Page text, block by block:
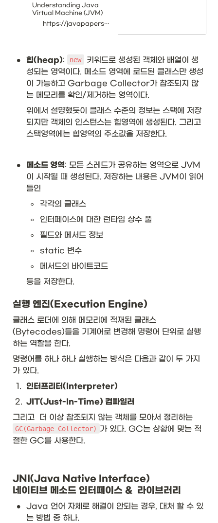
Understanding Java
Virtual Machine (JVM)
run-time data areas are
critical to better Java
OutOfMemoryError and
it is related to Java
Virtual Machine (JVM)
memory areas. We
should have better
understanding of JVM
internals, how its data
area works so that we
will have better grip [...]
https://javapapers.com/core-java/java-jvm-run-time-data-areas/#Program_Counter_PC_Register
• 힙(heap): new
키워드로 생성된 객체와 배열이 생
성되는 영역이다. 메소드 영역에 로드된 클래스만 생성
이 가능하고 Garbage Collector가 참조되지 않
는 메모리를 확인/제거하는 영역이다.
위에서 설명했듯이 클래스 수준의 정보는 스택에 저장
되지만 객체의 인스턴스는 힙영역에 생성된다. 그리고
스택영역에는 힙영역의 주소값을 저장한다.
• 메소드 영역: 모든 스레드가 공유하는 영역으로 JVM
이 시작될 때 생성된다. 저장하는 내용은 JVM이 읽어
들인
◦ 각각의 클래스
◦ 인터페이스에 대한 런타임 상수 풀
◦ 필드와 메서드 정보
◦ static 변수
◦
메서드의 바이트코드
등을 저장한다.
실행 엔진(Execution Engine)
클래스 로더에 의해 메모리에 적재된 클래스
(Bytecodes)들을 기계어로 변경해 명령어 단위로 실행
하는 역할을 한다.
명령어를 하나 하나 실행하는 방식은 다음과 같이 두 가지
가 있다.
1. 인터프리터(Interpreter)
2. JIT(Just-In-Time) 컴파일러
GC(Garbage Collector) 가 있다. GC는 상황에 맞는 적
절한 GC를 사용한다.
JNI(Java Native Interface)
네이티브 메소드 인터페이스 &  라이브러리
•
Java 언어 자체로 해결이 안되는 경우, 대처 할 수 있
는 방법 중 하나.